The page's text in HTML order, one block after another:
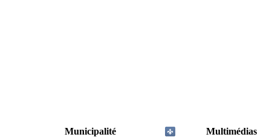
Municipalité
Multimédias